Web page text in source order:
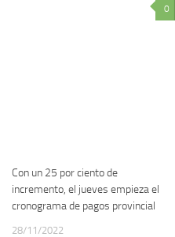
0
Con un 25 por ciento de
incremento, el jueves empieza el
cronograma de pagos provincial
28/11/2022